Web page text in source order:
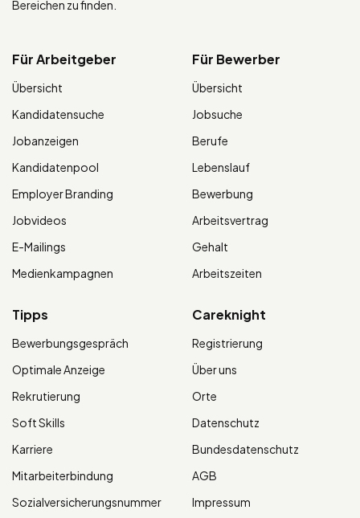
Bereichen zu finden.
Für Arbeitgeber
Übersicht
Kandidatensuche
Jobanzeigen
Kandidatenpool
Employer Branding
Jobvideos
E-Mailings
Medienkampagnen
Für Bewerber
Übersicht
Jobsuche
Berufe
Lebenslauf
Bewerbung
Arbeitsvertrag
Gehalt
Arbeitszeiten
Tipps
Bewerbungsgespräch
Optimale Anzeige
Rekrutierung
Soft Skills
Karriere
Mitarbeiterbindung
Sozialversicherungsnummer
Careknight
Registrierung
Über uns
Orte
Datenschutz
Bundesdatenschutz
AGB
Impressum